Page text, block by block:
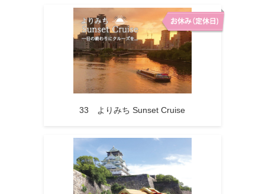
33 よりみち Sunset Cruise